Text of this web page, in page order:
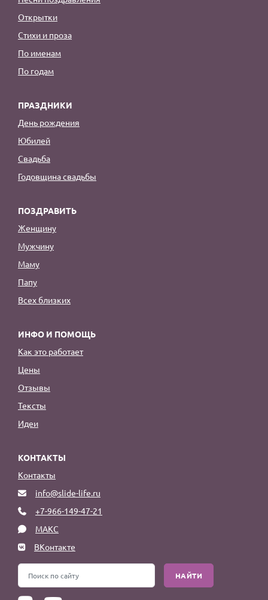
Открытки
Стихи и проза
По именам
По годам
ПРАЗДНИКИ
День рождения
Юбилей
Свадьба
Годовщина свадьбы
ПОЗДРАВИТЬ
Женщину
Мужчину
Маму
Папу
Всех близких
ИНФО И ПОМОЩЬ
Как это работает
Цены
Отзывы
Тексты
Идеи
КОНТАКТЫ
Контакты
info@slide-life.ru
+7-966-149-47-21
МАКС
ВКонтакте
НАЙТИ